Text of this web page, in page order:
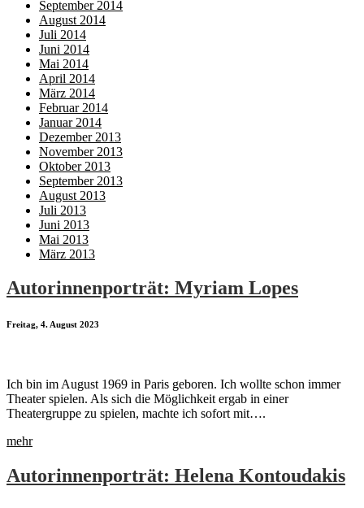
September 2014
August 2014
Juli 2014
Juni 2014
Mai 2014
April 2014
März 2014
Februar 2014
Januar 2014
Dezember 2013
November 2013
Oktober 2013
September 2013
August 2013
Juli 2013
Juni 2013
Mai 2013
März 2013
Autorinnenporträt: Myriam Lopes
Freitag, 4. August 2023
Ich bin im August 1969 in Paris geboren. Ich wollte schon immer
Theater spielen. Als sich die Möglichkeit ergab in einer
Theatergruppe zu spielen, machte ich sofort mit….
mehr
Autorinnenporträt: Helena Kontoudakis